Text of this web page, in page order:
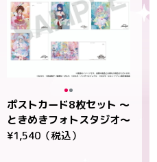
ポストカード8枚セット ～
ときめきフォトスタジオ～
¥1,540（税込）